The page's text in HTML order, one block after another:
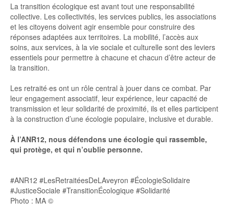
La transition écologique est avant tout une responsabilité
collective. Les collectivités, les services publics, les associations
et les citoyens doivent agir ensemble pour construire des
réponses adaptées aux territoires. La mobilité, l’accès aux
soins, aux services, à la vie sociale et culturelle sont des leviers
essentiels pour permettre à chacune et chacun d’être acteur de
la transition.
Les retraité·es ont un rôle central à jouer dans ce combat. Par
leur engagement associatif, leur expérience, leur capacité de
transmission et leur solidarité de proximité, ils et elles participent
à la construction d’une écologie populaire, inclusive et durable.
À l’ANR12, nous défendons une écologie qui rassemble,
qui protège, et qui n’oublie personne.
#ANR12 #LesRetraitéesDeLAveyron #ÉcologieSolidaire
#JusticeSociale #TransitionÉcologique #Solidarité
Photo : MA ©